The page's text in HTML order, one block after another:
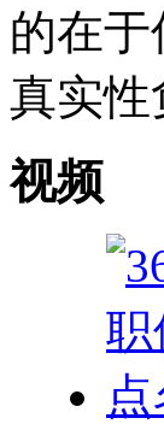
的在
真实性
视频